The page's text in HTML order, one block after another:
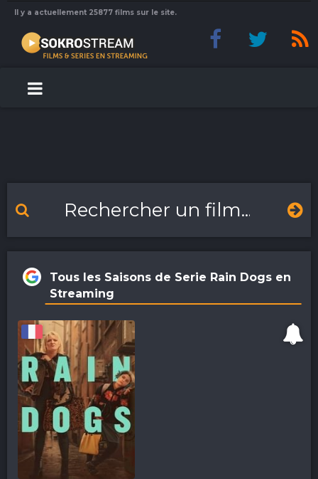
Il y a actuellement 25877 films sur le site.
Tous les Saisons de Serie Rain Dogs en
Streaming